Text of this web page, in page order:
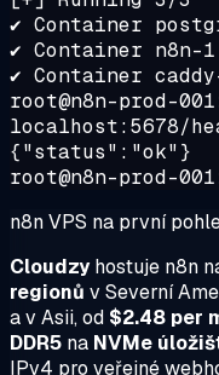
✔ Container
✔ Container n8n-
✔ Container
root@n8n-prod-
localhost:5678/
{"status":"ok"}
root@n8n-prod-
n8n VPS na první
Cloudzyhostuje n8n
regionů v Severní
a v Asii, od $2.48 per
DDR5 na NVMe
IPv4 pro veřejné